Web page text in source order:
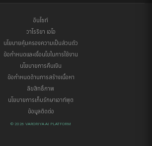
อินไซท์
วาโรริยา เอไอ
นโยบายคุ้มครองความเป็นส่วนตัว
ข้อกำหนดและเงื่อนไขในการใช้งาน
นโยบายการคืนเงิน
ข้อกำหนดด้านการสร้างเนื้อหา
ลิขสิทธิ์ภาพ
นโยบายการเก็บรักษาเอาท์พุต
ข้อมูลติดต่อ
© 2026 VARORIYA AI PLATFORM